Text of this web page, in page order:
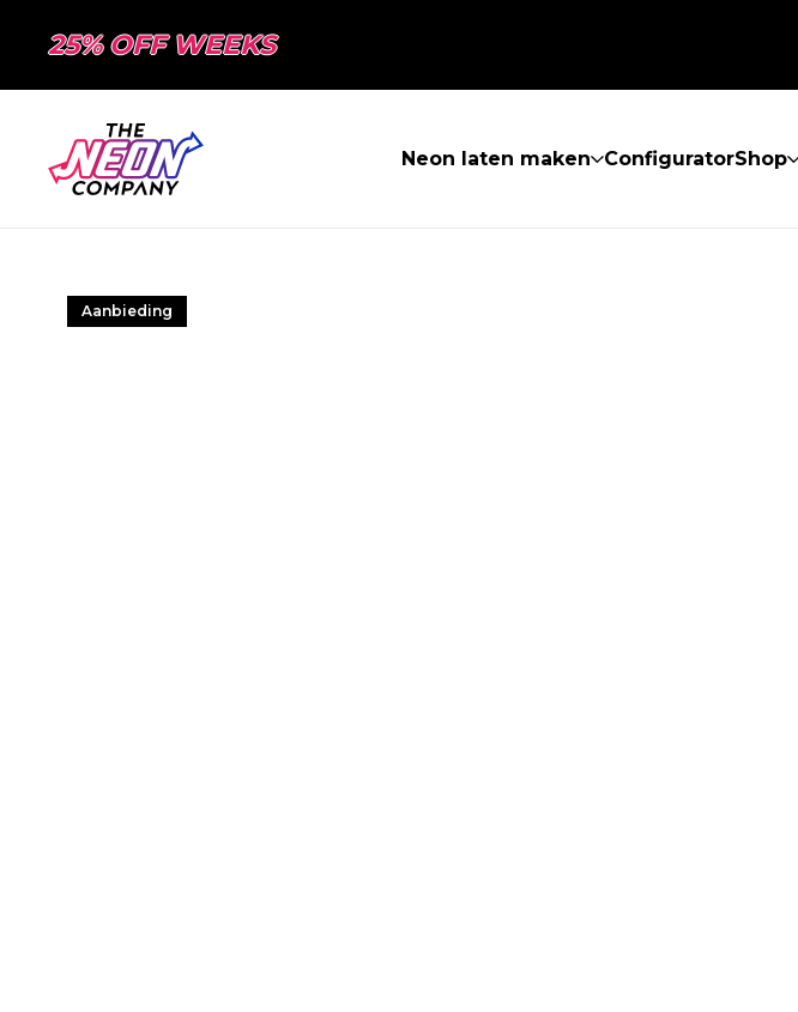
25% OFF WEEKS
Neon laten maken ConfiguratorShop
Aanbieding